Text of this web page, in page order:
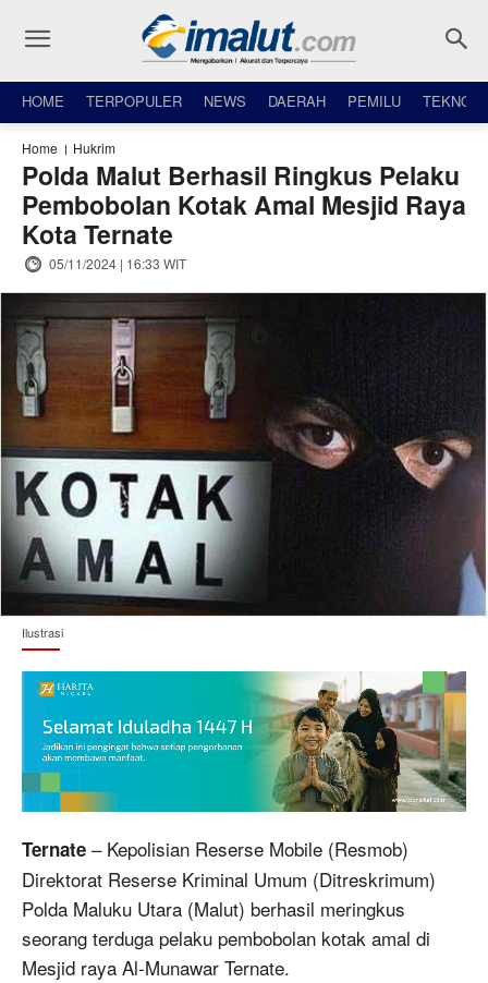
HOME TERPOPULER NEWS DAERAH PEMILU TEKNO
Home Hukrim
Polda Malut Berhasil Ringkus Pelaku
Pembobolan Kotak Amal Mesjid Raya
Kota Ternate
05/11/2024 | 16:33 WIT
Ilustrasi
Ternate – Kepolisian Reserse Mobile (Resmob)
Direktorat Reserse Kriminal Umum (Ditreskrimum)
Polda Maluku Utara (Malut) berhasil meringkus
seorang terduga pelaku pembobolan kotak amal di
Mesjid raya Al-Munawar Ternate.